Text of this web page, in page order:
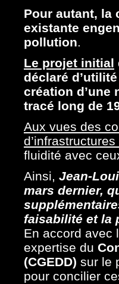
Pour autant, la
existante
pollution.
Le projet initial
déclaré
création d’une
tracé long de
Aux vues des
fluidité avec
Ainsi, Jean-
mars dernier,
faisabilité et la
En accord avec
expertise du
(CGEDD) sur le
pour concilier